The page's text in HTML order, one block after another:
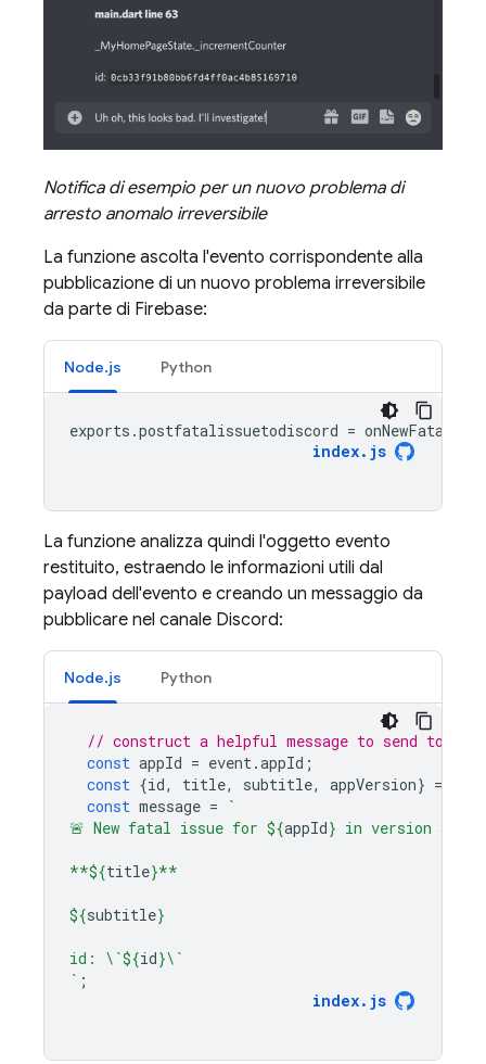
Notifica di esempio per un nuovo problema di
arresto anomalo irreversibile
La funzione ascolta l'evento corrispondente alla
pubblicazione di un nuovo problema irreversibile
da parte di Firebase:
Node.js Python
exports .postfatalissuetodiscord =
index. js
La funzione analizza quindi l'oggetto evento
restituito, estraendo le informazioni utili dal
payload dell'evento e creando un messaggio da
pubblicare nel canale Discord:
Node.js Python
// construct a helpful message to send to
const appId = event.appId ;
const {id, title, subtitle, appVersion} =
const message =
`
🚨 New fatal issue for ${appId} in version ${
**${title}**
${subtitle}
id: \`${id}\`
` ;
index. js